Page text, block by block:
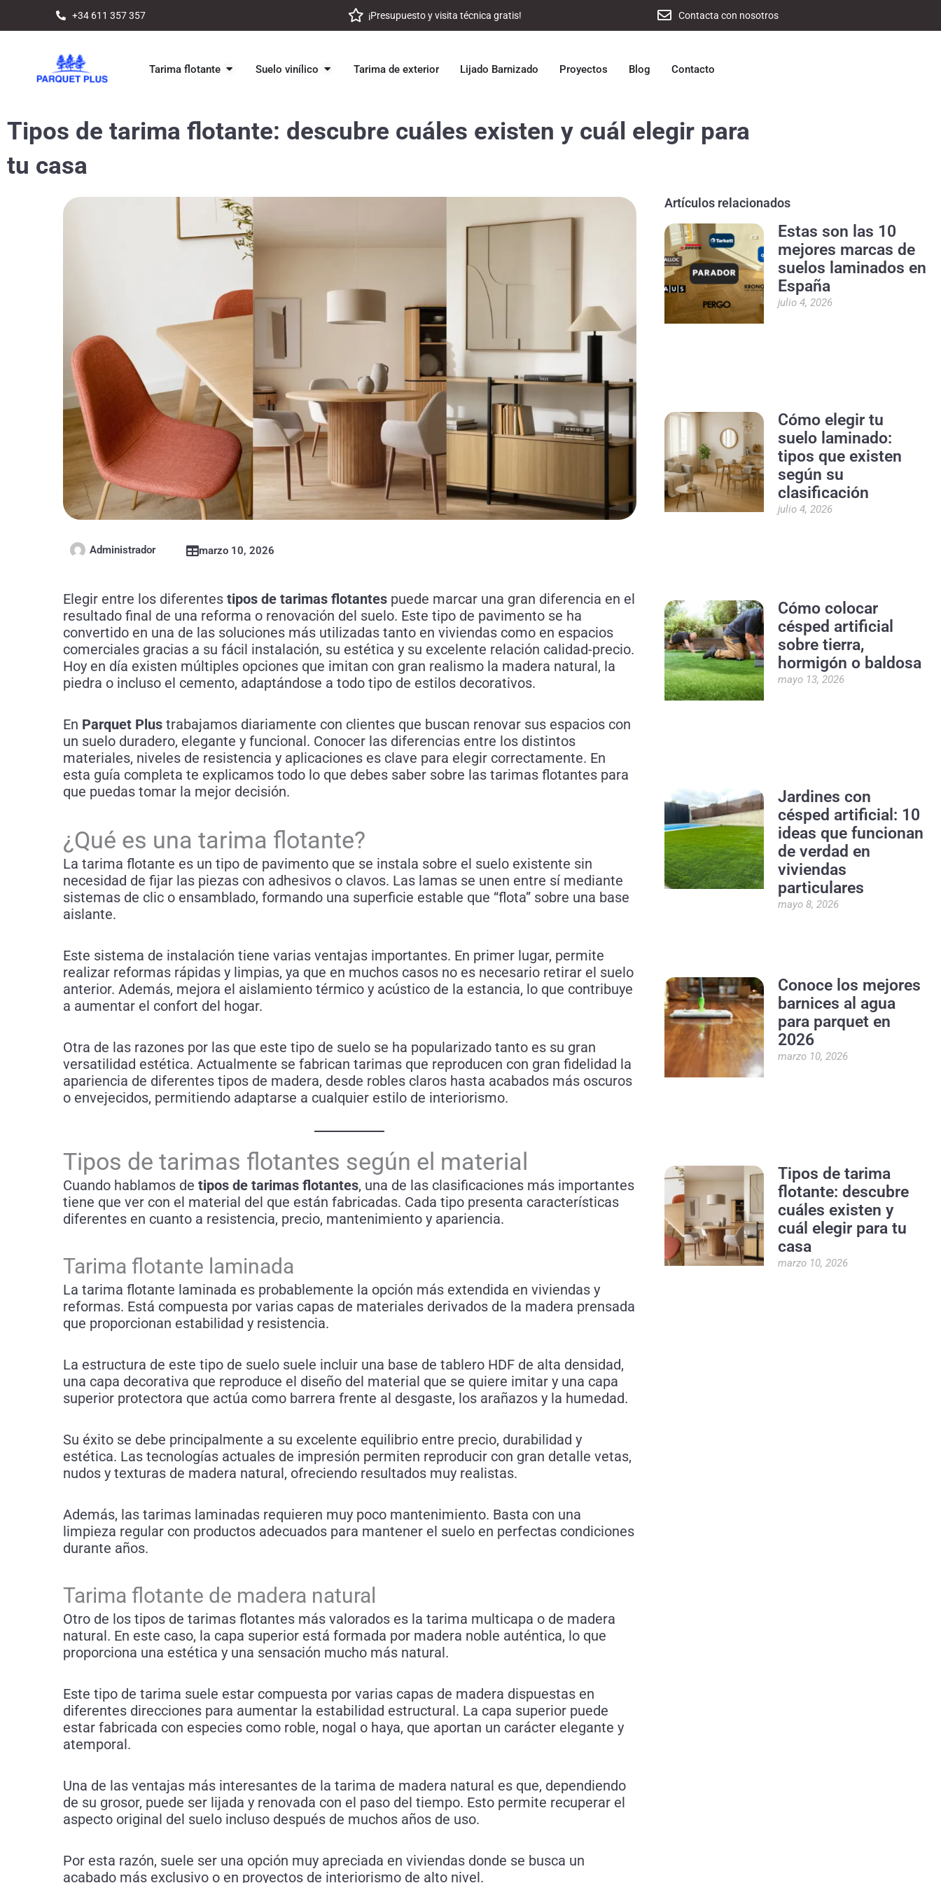
+34 611 357 357 ¡Presupuesto y visita técnica gratis! Contacta con nosotros
Tarima flotante Open Tarima flotante
Suelo vinílico Open Suelo vinílico
Tarima de exterior Lijado Barnizado Proyectos Blog Contacto
Tipos de tarima flotante: descubre cuáles existen y cuál elegir para
tu casa
Administrador marzo 10, 2026
Elegir entre los diferentes tipos de tarimas flotantes puede marcar una gran diferencia en el
resultado final de una reforma o renovación del suelo. Este tipo de pavimento se ha
convertido en una de las soluciones más utilizadas tanto en viviendas como en espacios
comerciales gracias a su fácil instalación, su estética y su excelente relación calidad-precio.
Hoy en día existen múltiples opciones que imitan con gran realismo la madera natural, la
piedra o incluso el cemento, adaptándose a todo tipo de estilos decorativos.
En Parquet Plus trabajamos diariamente con clientes que buscan renovar sus espacios con
un suelo duradero, elegante y funcional. Conocer las diferencias entre los distintos
materiales, niveles de resistencia y aplicaciones es clave para elegir correctamente. En
esta guía completa te explicamos todo lo que debes saber sobre las tarimas flotantes para
que puedas tomar la mejor decisión.
¿Qué es una tarima flotante?
La tarima flotante es un tipo de pavimento que se instala sobre el suelo existente sin
necesidad de fijar las piezas con adhesivos o clavos. Las lamas se unen entre sí mediante
sistemas de clic o ensamblado, formando una superficie estable que “flota” sobre una base
aislante.
Este sistema de instalación tiene varias ventajas importantes. En primer lugar, permite
realizar reformas rápidas y limpias, ya que en muchos casos no es necesario retirar el suelo
anterior. Además, mejora el aislamiento térmico y acústico de la estancia, lo que contribuye
a aumentar el confort del hogar.
Otra de las razones por las que este tipo de suelo se ha popularizado tanto es su gran
versatilidad estética. Actualmente se fabrican tarimas que reproducen con gran fidelidad la
apariencia de diferentes tipos de madera, desde robles claros hasta acabados más oscuros
o envejecidos, permitiendo adaptarse a cualquier estilo de interiorismo.
Tipos de tarimas flotantes según el material
Cuando hablamos de tipos de tarimas flotantes, una de las clasificaciones más importantes
tiene que ver con el material del que están fabricadas. Cada tipo presenta características
diferentes en cuanto a resistencia, precio, mantenimiento y apariencia.
Tarima flotante laminada
La tarima flotante laminada es probablemente la opción más extendida en viviendas y
reformas. Está compuesta por varias capas de materiales derivados de la madera prensada
que proporcionan estabilidad y resistencia.
La estructura de este tipo de suelo suele incluir una base de tablero HDF de alta densidad,
una capa decorativa que reproduce el diseño del material que se quiere imitar y una capa
superior protectora que actúa como barrera frente al desgaste, los arañazos y la humedad.
Su éxito se debe principalmente a su excelente equilibrio entre precio, durabilidad y
estética. Las tecnologías actuales de impresión permiten reproducir con gran detalle vetas,
nudos y texturas de madera natural, ofreciendo resultados muy realistas.
Además, las tarimas laminadas requieren muy poco mantenimiento. Basta con una
limpieza regular con productos adecuados para mantener el suelo en perfectas condiciones
durante años.
Tarima flotante de madera natural
Otro de los tipos de tarimas flotantes más valorados es la tarima multicapa o de madera
natural. En este caso, la capa superior está formada por madera noble auténtica, lo que
proporciona una estética y una sensación mucho más natural.
Este tipo de tarima suele estar compuesta por varias capas de madera dispuestas en
diferentes direcciones para aumentar la estabilidad estructural. La capa superior puede
estar fabricada con especies como roble, nogal o haya, que aportan un carácter elegante y
atemporal.
Una de las ventajas más interesantes de la tarima de madera natural es que, dependiendo
de su grosor, puede ser lijada y renovada con el paso del tiempo. Esto permite recuperar el
aspecto original del suelo incluso después de muchos años de uso.
Por esta razón, suele ser una opción muy apreciada en viviendas donde se busca un
acabado más exclusivo o en proyectos de interiorismo de alto nivel.
Artículos relacionados
Estas son las 10
mejores marcas de
suelos laminados en
España
julio 4, 2026
Cómo elegir tu
suelo laminado:
tipos que existen
según su
clasificación
julio 4, 2026
Cómo colocar
césped artificial
sobre tierra,
hormigón o baldosa
mayo 13, 2026
Jardines con
césped artificial: 10
ideas que funcionan
de verdad en
viviendas
particulares
mayo 8, 2026
Conoce los mejores
barnices al agua
para parquet en
2026
marzo 10, 2026
Tipos de tarima
flotante: descubre
cuáles existen y
cuál elegir para tu
casa
marzo 10, 2026